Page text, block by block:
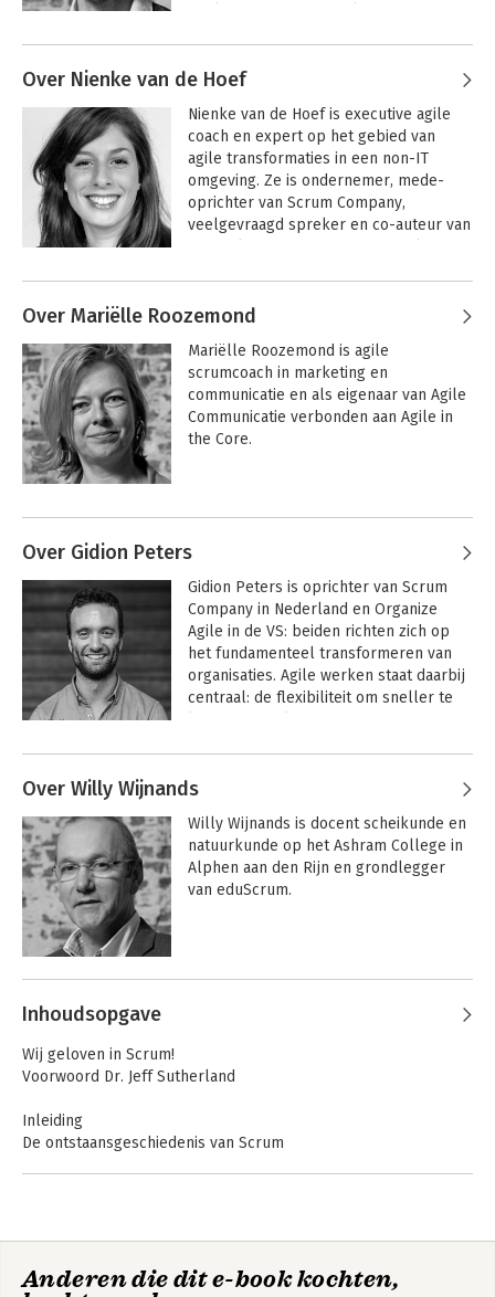
Scrum in actie
Activerende
werkvormen voor
bètadocenten
Starten met een
Professionele
Bekijk alle boeken
jongeren weer aan het lezen te krijgen.
voor zijn boek ‘Dertiendagh’ dat hij
samen schreef met YA-hit-vertaalster
Maria Postema, en een zilveren Effie-
award voor Tiny Forest.
Maak het af
Minibos in je tuin
Starten met een
Professionele
LeerGemeenschap
Bekijk alle boeken
Over Nienke van de Hoef
Nienke van de Hoef is executive agile
coach en expert op het gebied van
agile transformaties in een non-IT
omgeving. Ze is ondernemer, mede-
oprichter van Scrum Company,
veelgevraagd spreker en co-auteur van
sleutel is tot succesvolle duurzame
blije medewerkers. Nienke adviseert en
coacht management- en directieteams
in het bedrijfsleven en de non-
profitsector in hun rol bij agile
transformaties.
Hoef
Scrum in actie
Bekijk alle boeken
Over Mariëlle Roozemond
Mariëlle Roozemond is agile
scrumcoach in marketing en
communicatie en als eigenaar van Agile
Communicatie verbonden aan Agile in
the Core.
Andere boeken door Mariëlle
Scrum in actie
Bekijk alle boeken
Over Gidion Peters
Gidion Peters is oprichter van Scrum
Company in Nederland en Organize
Agile in de VS: beiden richten zich op
het fundamenteel transformeren van
organisaties. Agile werken staat daarbij
centraal: de flexibiliteit om sneller te
Agile HR en Agile Portfolio
nieuwe agile concepten en adviseert en
coacht hij teams en organisaties op hun
weg naar wendbaarheid. Gidion is co-
auteur van de boeken Scrum in actie en
Scrum in actie
Bekijk alle boeken
Over Willy Wijnands
Willy Wijnands is docent scheikunde en
natuurkunde op het Ashram College in
Alphen aan den Rijn en grondlegger
van eduScrum.
Andere boeken door Willy
Wijnands
Scrum in actie
Inhoudsopgave
Wij geloven in Scrum!
Voorwoord Dr. Jeff Sutherland
Inleiding
De ontstaansgeschiedenis van Scrum
Wat is Scrum?
Anderen die dit e-book kochten,